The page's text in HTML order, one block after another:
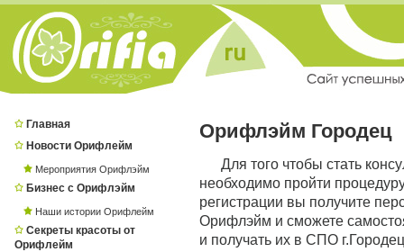
Главная
Новости Орифлейм
Мероприятия Орифлэйм
Бизнес с Орифлэйм
Наши истории Орифлейм
Секреты красоты от
Орифлейм
Орифлэйм Городец
Для того чтобы стать
необходимо пройти
регистрации вы получите
Орифлэйм и сможете
и получать их в СПО